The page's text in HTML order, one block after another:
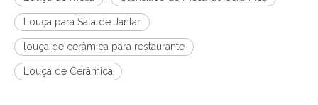
Louça para Sala de Jantar
louça de cerâmica para restaurante
Louça de Cerâmica